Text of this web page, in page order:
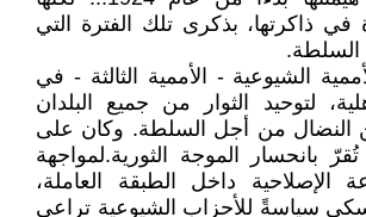
ذاكرتها، بذكرى تلك الفترة التي
السلطة.
الشيوعية - الأممية الثالثة - في
لتوحيد الثوار من جميع البلدان
النضال من أجل السلطة. وكان على
تُقرّ بانحسار الموجة الثورية.لمواجهة
الإصلاحية داخل الطبقة العاملة،
سياسةً للأحزاب الشيوعية تراعي